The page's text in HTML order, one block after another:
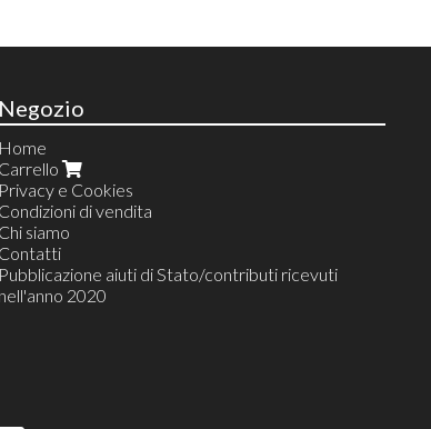
Negozio
Home
Carrello
Privacy e Cookies
Condizioni di vendita
Chi siamo
Contatti
Pubblicazione aiuti di Stato/contributi ricevuti
nell'anno 2020